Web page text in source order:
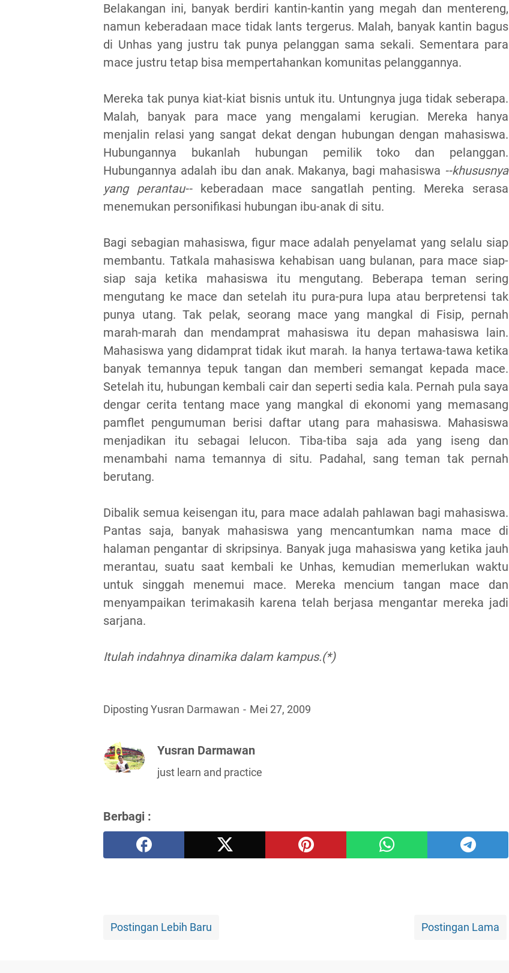
Belakangan ini, banyak berdiri kantin-kantin yang megah dan mentereng,
namun keberadaan mace tidak lants tergerus. Malah, banyak kantin bagus
di Unhas yang justru tak punya pelanggan sama sekali. Sementara para
mace justru tetap bisa mempertahankan komunitas pelanggannya.
Mereka tak punya kiat-kiat bisnis untuk itu. Untungnya juga tidak seberapa.
Malah, banyak para mace yang mengalami kerugian. Mereka hanya
menjalin relasi yang sangat dekat dengan hubungan dengan mahasiswa.
Hubungannya bukanlah hubungan pemilik toko dan pelanggan.
Hubungannya adalah ibu dan anak. Makanya, bagi mahasiswa --khususnya
yang perantau-- keberadaan mace sangatlah penting. Mereka serasa
menemukan personifikasi hubungan ibu-anak di situ.
Bagi sebagian mahasiswa, figur mace adalah penyelamat yang selalu siap
membantu. Tatkala mahasiswa kehabisan uang bulanan, para mace siap-
siap saja ketika mahasiswa itu mengutang. Beberapa teman sering
mengutang ke mace dan setelah itu pura-pura lupa atau berpretensi tak
punya utang. Tak pelak, seorang mace yang mangkal di Fisip, pernah
marah-marah dan mendamprat mahasiswa itu depan mahasiswa lain.
Mahasiswa yang didamprat tidak ikut marah. Ia hanya tertawa-tawa ketika
banyak temannya tepuk tangan dan memberi semangat kepada mace.
Setelah itu, hubungan kembali cair dan seperti sedia kala. Pernah pula saya
dengar cerita tentang mace yang mangkal di ekonomi yang memasang
pamflet pengumuman berisi daftar utang para mahasiswa. Mahasiswa
menjadikan itu sebagai lelucon. Tiba-tiba saja ada yang iseng dan
menambahi nama temannya di situ. Padahal, sang teman tak pernah
berutang.
Dibalik semua keisengan itu, para mace adalah pahlawan bagi mahasiswa.
Pantas saja, banyak mahasiswa yang mencantumkan nama mace di
halaman pengantar di skripsinya. Banyak juga mahasiswa yang ketika jauh
merantau, suatu saat kembali ke Unhas, kemudian memerlukan waktu
untuk singgah menemui mace. Mereka mencium tangan mace dan
menyampaikan terimakasih karena telah berjasa mengantar mereka jadi
sarjana.
Itulah indahnya dinamika dalam kampus.(*)
Diposting Yusran Darmawan Mei 27, 2009
Yusran Darmawan
just learn and practice
Berbagi :
Postingan Lebih Baru Postingan Lama